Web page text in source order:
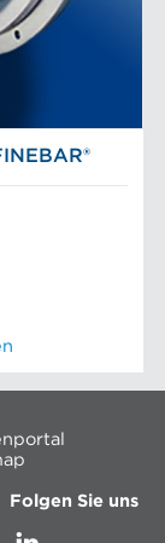
Folgen Sie uns